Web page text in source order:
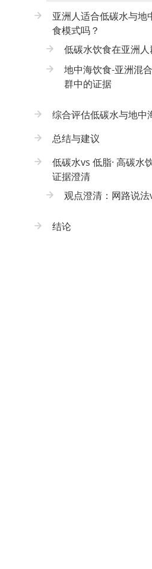
亚洲人适合低碳水与地
食模式吗？
低碳水饮食在亚洲
地中海饮食-亚洲混
群中的证据
综合评估低碳水与地中
总结与建议
低碳水vs 低脂· 高碳水
证据澄清
观点澄清：网路说
结论